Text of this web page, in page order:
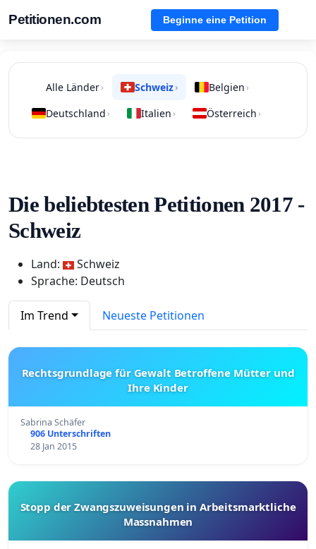
Petitionen.com Beginne eine Petition
Alle Länder› Schweiz› Belgien ›
Deutschland › Italien › Österreich ›
Die beliebtesten Petitionen 2017 -
Schweiz
Land:
Schweiz
Sprache: Deutsch
Im Trend Neueste Petitionen
Rechtsgrundlage für Gewalt Betroffene Mütter und
Ihre Kinder
Sabrina Schäfer
906 Unterschriften
28 Jan 2015
Stopp der Zwangszuweisungen in Arbeitsmarktliche
Massnahmen